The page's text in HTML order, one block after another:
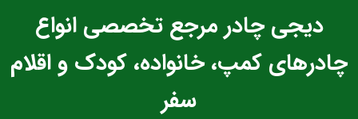
دیجی چادر مرجع تخصصی انواع
چادرهای کمپ، خانواده، کودک و اقلام
سفر